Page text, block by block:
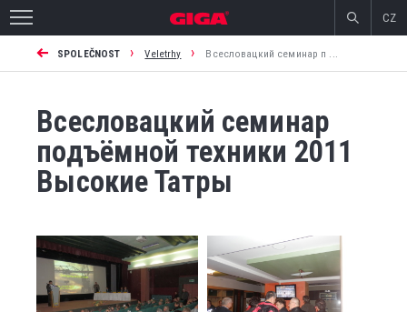
CZ
SPOLEČNOST › Veletrhy › Всесловацкий семинар п ...
Всесловацкий семинар
подъёмной техники 2011
Высокие Татры